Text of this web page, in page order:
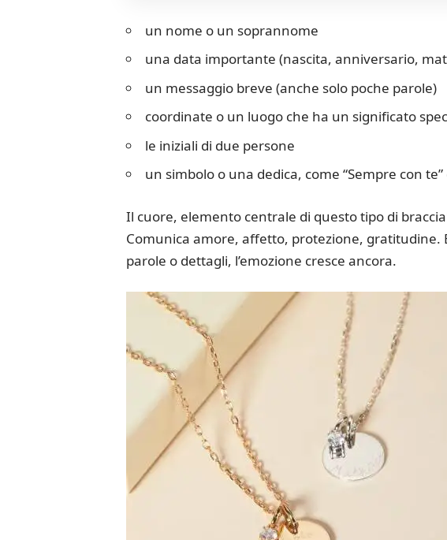
un nome o un soprannome
una data importante (nascita, anniversario,
un messaggio breve (anche solo poche parole)
coordinate o un luogo che ha un significato
le iniziali di due persone
un simbolo o una dedica, come “Sempre con te”
Il cuore, elemento centrale di questo tipo di
Comunica amore, affetto, protezione, gratitudine.
parole o dettagli, l’emozione cresce ancora.